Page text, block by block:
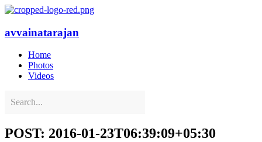
avvainatarajan
Home
Photos
Videos
POST: 2016-01-23T06:39:09+05:30